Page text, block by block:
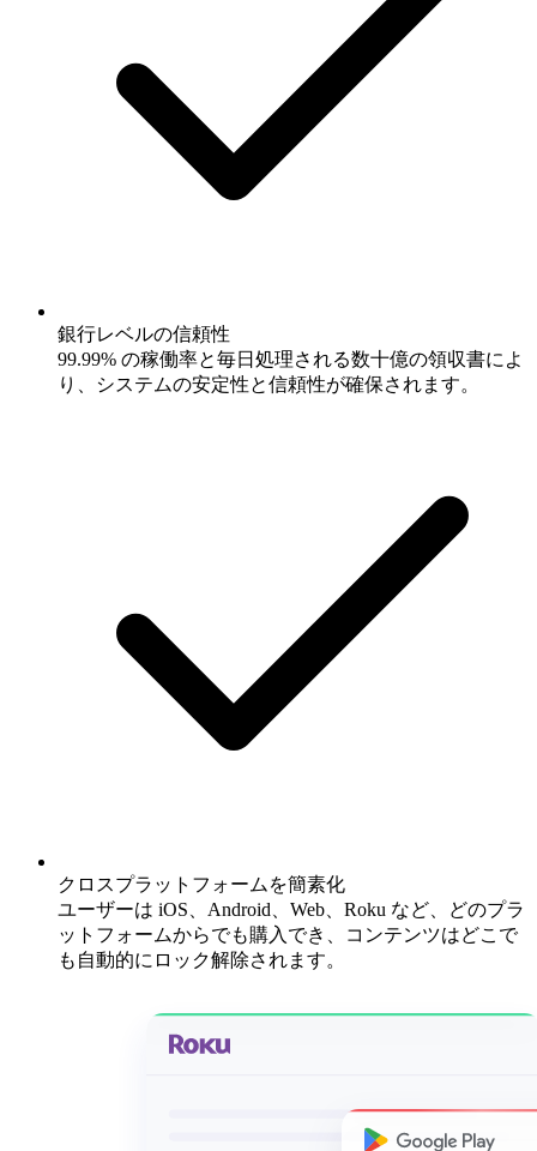
銀行レベルの信頼性
99.99% の稼働率と毎日処理される数十億の領収書によ
り、システムの安定性と信頼性が確保されます。
クロスプラットフォームを簡素化
ユーザーは iOS、Android、Web、Roku など、どのプラ
ットフォームからでも購入でき、コンテンツはどこで
も自動的にロック解除されます。